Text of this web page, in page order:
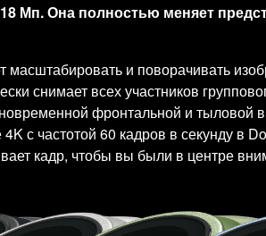
Мп. Она полностью меняет
и поворачивать
снимает всех участников
фронтальной и тыловой
с частотой 60 кадров в секунду в
кадр, чтобы вы были в центре